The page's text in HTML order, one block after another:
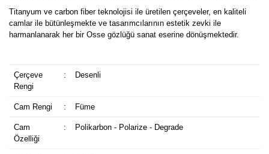
Titanyum ve carbon fiber teknolojisi ile üretilen çerçeveler, en kaliteli
camlar ile bütünleşmekte ve tasarımcılarının estetik zevki ile
harmanlanarak her bir Osse gözlüğü sanat eserine dönüşmektedir.
Çerçeve
Rengi
: Desenli
Cam Rengi : Füme
Cam
Özelliği
: Polikarbon - Polarize - Degrade